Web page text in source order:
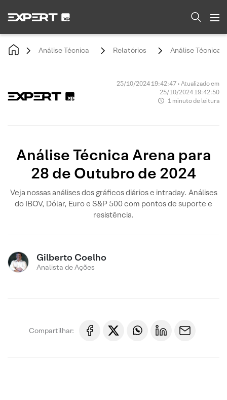
Análise Técnica Relatórios Análise Técnica
25/10/2024 19:42:47 • Atualizado em
25/10/2024 19:42:50
1 minuto de leitura
Análise Técnica Arena para
28 de Outubro de 2024
Veja nossas análises dos gráficos diários e intraday. Análises
do IBOV, Dólar, Euro e S&P 500 com pontos de suporte e
resistência.
Gilberto Coelho
Analista de Ações
Compartilhar: